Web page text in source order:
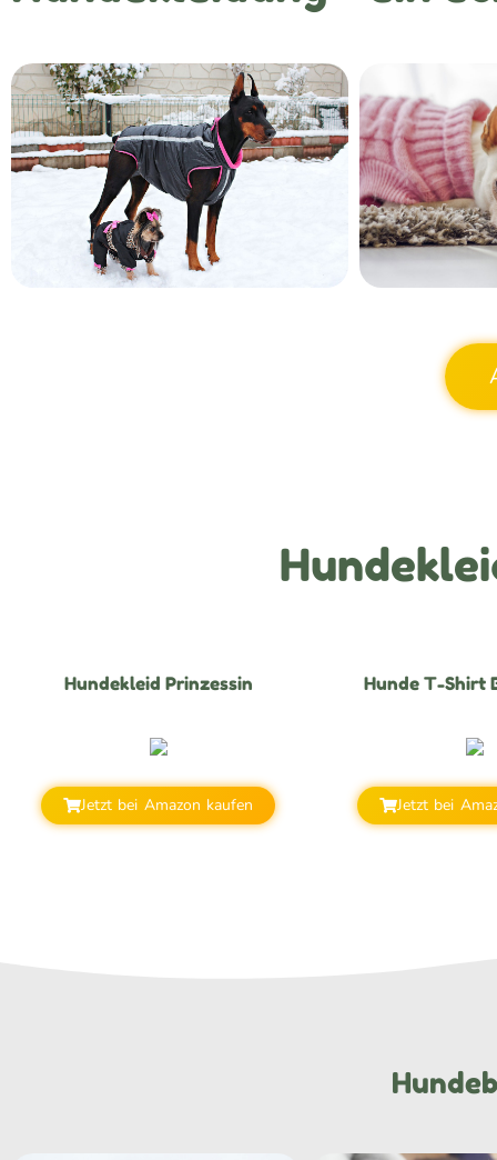
Hundekleid Prinzessin
Jetzt bei Amazon kaufen
Hunde T-Shirt
Jetzt bei